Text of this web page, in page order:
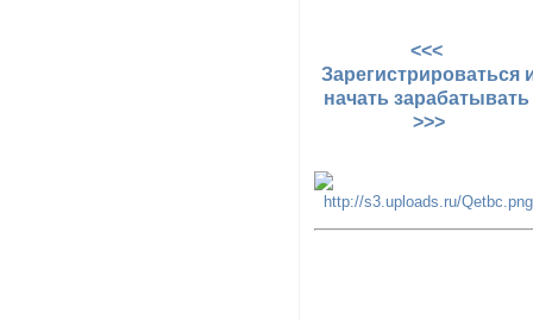
<<<
Зарегистрироваться
начать зарабатывать
>>>